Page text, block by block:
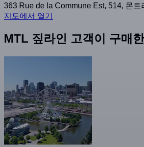
363 Rue de la Commune Est, 514, 몬트
지도에서 열기
MTL 짚라인 고객이 구매